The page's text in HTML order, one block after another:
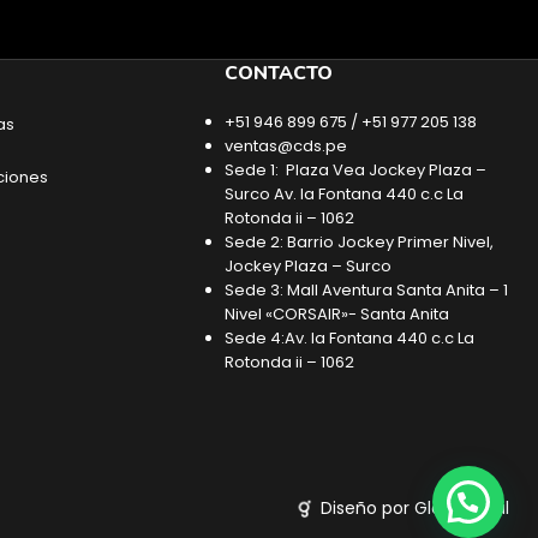
CONTACTO
+51 946 899 675 / +51 977 205 138
ventas@cds.pe
Sede 1: Plaza Vea Jockey Plaza –
Surco Av. la Fontana 440 c.c La
Rotonda ii – 1062
Sede 2: Barrio Jockey Primer Nivel,
Jockey Plaza – Surco
Sede 3: Mall Aventura Santa Anita – 1
Nivel «CORSAIR»- Santa Anita
Sede 4:Av. la Fontana 440 c.c La
Rotonda ii – 1062
Diseño por Glob Digital